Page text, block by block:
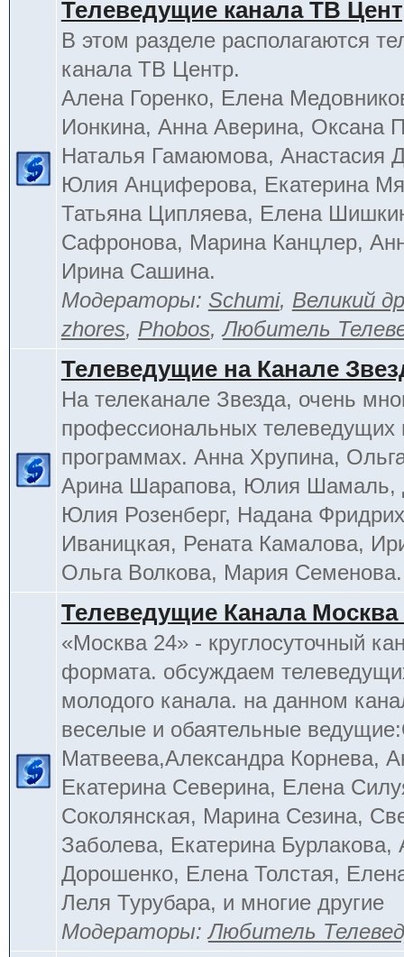
Телеведущие канала ТВ
В этом разделе располагаются
канала ТВ Центр.
Алена Горенко, Елена
Ионкина, Анна Аверина, Оксана
Наталья Гамаюмова, Анастасия
Юлия Анциферова, Екатерина
Татьяна Ципляева, Елена
Сафронова, Марина Канцлер,
Ирина Сашина.
Модераторы: Schumi, Великий
zhores, Phobos,Любитель
Телеведущие на Канале
На телеканале Звезда, очень
профессиональных телеведущих
программах. Анна Хрупина,
Арина Шарапова, Юлия Шамаль,
Юлия Розенберг, Надана
Иваницкая, Рената Камалова,
Ольга Волкова, Мария Семенова.
Телеведущие Канала Москва
«Москва 24» - круглосуточный
формата. обсуждаем
молодого канала. на данном
веселые и обаятельные
Матвеева,Александра Корнева,
Екатерина Северина, Елена
Соколянская, Марина Сезина,
Заболева, Екатерина Бурлакова,
Дорошенко, Елена Толстая,
Леля Турубара, и многие другие
Модераторы:Любитель